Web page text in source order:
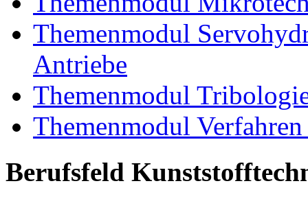
Themenmodul
Antriebe
Themenmodul
Themenmodul
Berufsfeld